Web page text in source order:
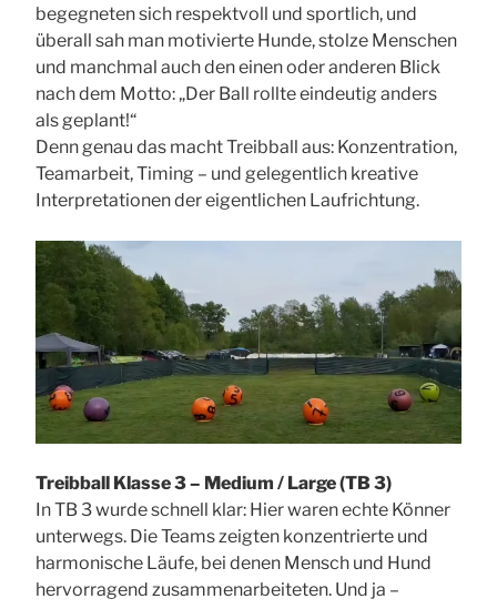
begegneten sich respektvoll und sportlich, und
überall sah man motivierte Hunde, stolze Menschen
und manchmal auch den einen oder anderen Blick
nach dem Motto: „Der Ball rollte eindeutig anders
als geplant!“
Denn genau das macht Treibball aus: Konzentration,
Teamarbeit, Timing – und gelegentlich kreative
Interpretationen der eigentlichen Laufrichtung.
Treibball Klasse 3 – Medium / Large (TB 3)
In TB 3 wurde schnell klar: Hier waren echte Könner
unterwegs. Die Teams zeigten konzentrierte und
harmonische Läufe, bei denen Mensch und Hund
hervorragend zusammenarbeiteten. Und ja –